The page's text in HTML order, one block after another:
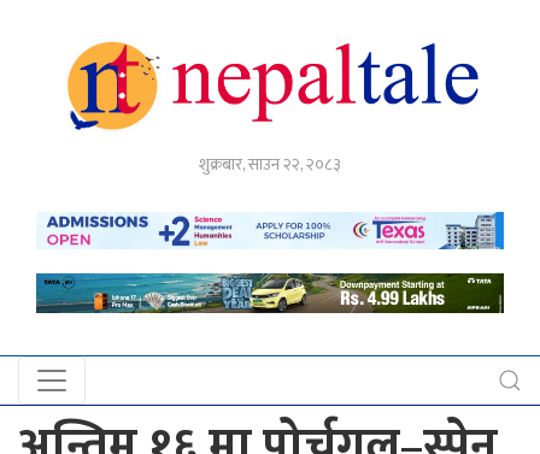
शुक्रबार, साउन २२, २०८३
अर्थ
नेपाल
प्रदेश
खबर